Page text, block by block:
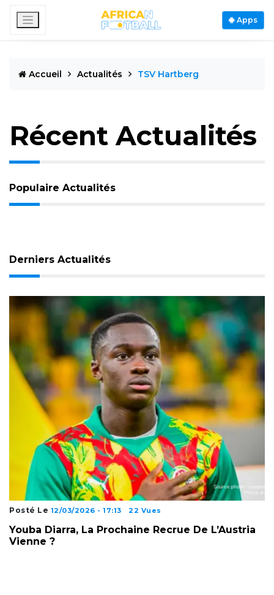
Apps
Accueil Actualités TSV Hartberg
Récent Actualités
Populaire Actualités
Derniers Actualités
Posté Le 12/03/2026 - 17:13 22 Vues
Youba Diarra, La Prochaine Recrue De L’Austria
Vienne ?